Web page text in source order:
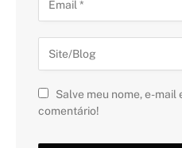
Salve meu nome, e-mail
comentário!